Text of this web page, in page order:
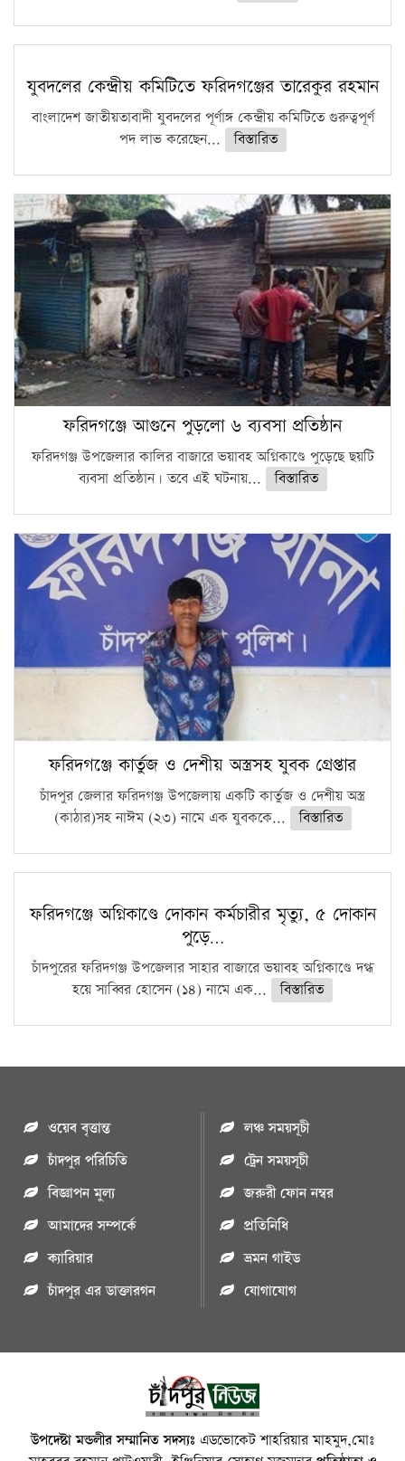
যুবদলের কেন্দ্রীয় কমিটিতে ফরিদগঞ্জের তারেকুর রহমান
বাংলাদেশ জাতীয়তাবাদী যুবদলের পূর্ণাঙ্গ কেন্দ্রীয় কমিটিতে গুরুত্বপূর্ণ
পদ লাভ করেছেন...
বিস্তারিত
ফরিদগঞ্জে আগুনে পুড়লো ৬ ব্যবসা প্রতিষ্ঠান
ফরিদগঞ্জ উপজেলার কালির বাজারে ভয়াবহ অগ্নিকাণ্ডে পুড়েছে ছয়টি
ব্যবসা প্রতিষ্ঠান। তবে এই ঘটনায়...
বিস্তারিত
ফরিদগঞ্জে কার্তুজ ও দেশীয় অস্ত্রসহ যুবক গ্রেপ্তার
চাঁদপুর জেলার ফরিদগঞ্জ উপজেলায় একটি কার্তুজ ও দেশীয় অস্ত্র
(কাঠার)সহ নাঈম (২৩) নামে এক যুবককে...
বিস্তারিত
ফরিদগঞ্জে অগ্নিকাণ্ডে দোকান কর্মচারীর মৃত্যু, ৫ দোকান
পুড়ে…
চাঁদপুরের ফরিদগঞ্জ উপজেলার সাহার বাজারে ভয়াবহ অগ্নিকাণ্ডে দগ্ধ
হয়ে সাব্বির হোসেন (১৪) নামে এক...
বিস্তারিত
ওয়েব বৃত্তান্ত
চাঁদপুর পরিচিতি
বিজ্ঞাপন মুল্য
আমাদের সম্পর্কে
ক্যারিয়ার
চাঁদপুর এর ডাক্তারগন
লঞ্চ সময়সূচী
ট্রেন সময়সূচী
জরুরী ফোন নম্বর
প্রতিনিধি
ভ্রমন গাইড
যোগাযোগ
উপদেষ্টা মন্ডলীর সম্মানিত সদস্যঃ এডভোকেট শাহরিয়ার মাহমুদ,মোঃ